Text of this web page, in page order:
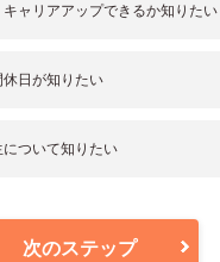
キャリアアップできるか知りたい
日が知りたい
ついて知りたい
次のステップ